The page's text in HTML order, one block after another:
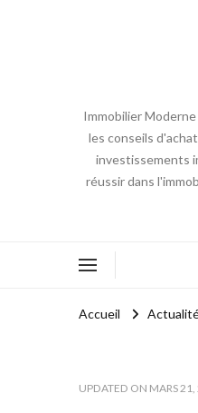
Immobilier
les conseils
investissements
réussir dans
Accueil
UPDATED ON MARS